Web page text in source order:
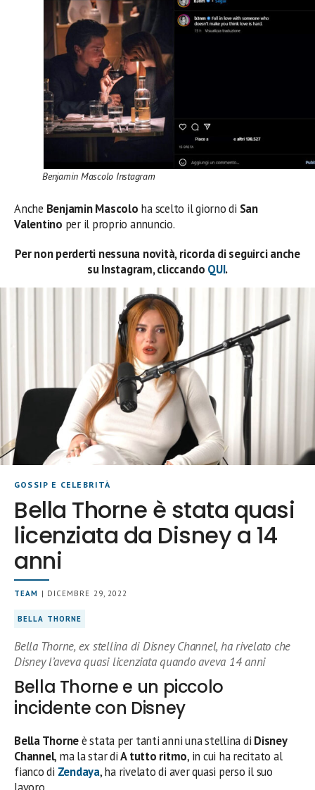
Benjamin Mascolo Instagram
Anche Benjamin Mascolo ha scelto il giorno di San
Valentino per il proprio annuncio.
Per non perderti nessuna novità, ricorda di seguirci anche
su Instagram, cliccando QUI.
GOSSIP E CELEBRITÀ
Bella Thorne è stata quasi
licenziata da Disney a 14
anni
TEAM | DICEMBRE 29, 2022
BELLA THORNE
Bella Thorne, ex stellina di Disney Channel, ha rivelato che
Disney l’aveva quasi licenziata quando aveva 14 anni
Bella Thorne e un piccolo
incidente con Disney
Bella Thorneè stata per tanti anni una stellina di Disney
Channel, ma la star diA tutto ritmo, in cui ha recitato al
fianco di Zendaya, ha rivelato di aver quasi perso il suo